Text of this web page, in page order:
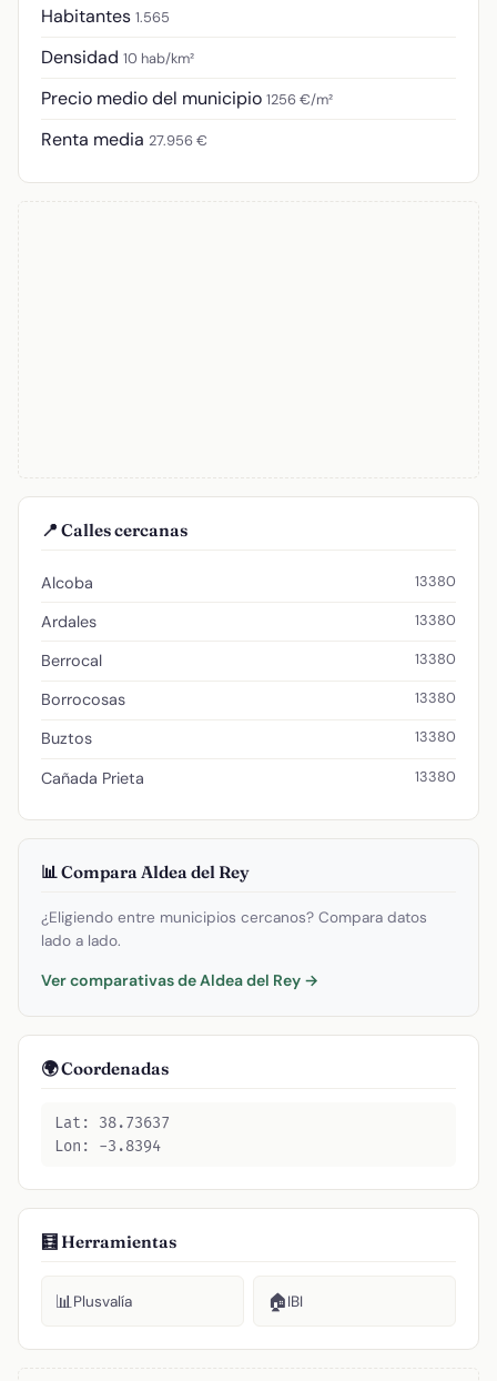
Habitantes 1.565
Densidad 10 hab/km²
Precio medio del municipio 1256 €/m²
Renta media 27.956 €
📍 Calles cercanas
Alcoba 13380
Ardales 13380
Berrocal 13380
Borrocosas 13380
Buztos 13380
Cañada Prieta 13380
📊 Compara Aldea del Rey
¿Eligiendo entre municipios cercanos? Compara datos
lado a lado.
Ver comparativas de Aldea del Rey →
🌍 Coordenadas
Lat: 38.73637
Lon: -3.8394
🧮 Herramientas
📊Plusvalía 🏠IBI